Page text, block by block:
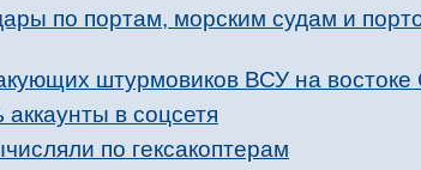
по портам, морским судам и
штурмовиков ВСУ на востоке
в соцсетя
по гексакоптерам